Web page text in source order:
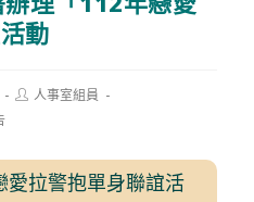
動
Post人事室組員
愛拉警抱單身聯誼活